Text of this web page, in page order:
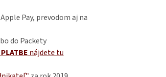
Pay, prevodom aj na
do Packety
nájdete tu